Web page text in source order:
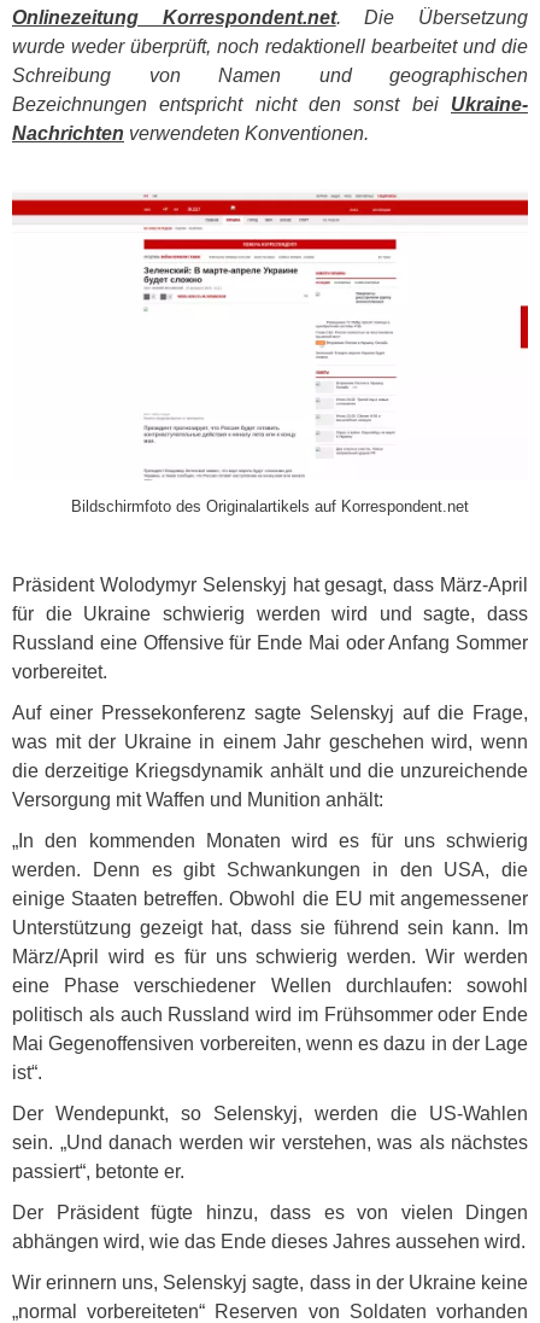
Onlinezeitung Korrespondent.net. Die Übersetzung
wurde weder überprüft, noch redaktionell bearbeitet und die
Schreibung von Namen und geographischen
Bezeichnungen entspricht nicht den sonst bei Ukraine-
Nachrichten verwendeten Konventionen.
Bildschirmfoto des Originalartikels auf Korrespondent.net
Präsident Wolodymyr Selenskyj hat gesagt, dass März-April
für die Ukraine schwierig werden wird und sagte, dass
Russland eine Offensive für Ende Mai oder Anfang Sommer
vorbereitet.
Auf einer Pressekonferenz sagte Selenskyj auf die Frage,
was mit der Ukraine in einem Jahr geschehen wird, wenn
die derzeitige Kriegsdynamik anhält und die unzureichende
Versorgung mit Waffen und Munition anhält:
„In den kommenden Monaten wird es für uns schwierig
werden. Denn es gibt Schwankungen in den USA, die
einige Staaten betreffen. Obwohl die EU mit angemessener
Unterstützung gezeigt hat, dass sie führend sein kann. Im
März/April wird es für uns schwierig werden. Wir werden
eine Phase verschiedener Wellen durchlaufen: sowohl
politisch als auch Russland wird im Frühsommer oder Ende
Mai Gegenoffensiven vorbereiten, wenn es dazu in der Lage
ist“.
Der Wendepunkt, so Selenskyj, werden die US-Wahlen
sein. „Und danach werden wir verstehen, was als nächstes
passiert“, betonte er.
Der Präsident fügte hinzu, dass es von vielen Dingen
abhängen wird, wie das Ende dieses Jahres aussehen wird.
Wir erinnern uns, Selenskyj sagte, dass in der Ukraine keine
„normal vorbereiteten“ Reserven von Soldaten vorhanden